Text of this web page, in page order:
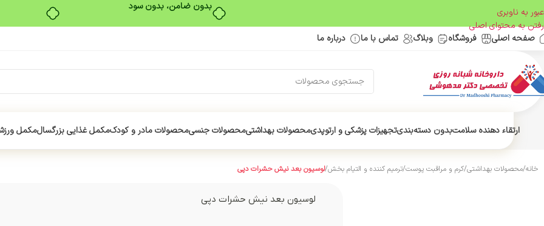
بدون ضامن، بدون سود
عبور به ناوبری
رفتن به محتوای اصلی
صفحه اصلی
فروشگاه وبلاگ تماس با ما درباره ما
ارتقاء دهنده سلامتبدون دسته‌بندیتجهیزات پزشکی و ارتوپدیمحصولات بهداشتیمحصولات جنسیمحصولات مادر و کودکمکمل غذایی بزرگسالمکمل
خانه/محصولات بهداشتی/کرم و مراقبت پوست/ترمیم کننده و التیام بخش/لوسیون بعد نیش حشرات دپی
لوسیون بعد نیش حشرات دپی